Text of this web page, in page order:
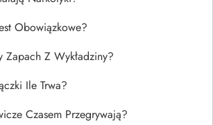
Obowiązkowe?
Zapach Z Wykładziny?
Ile Trwa?
Czasem Przegrywają?